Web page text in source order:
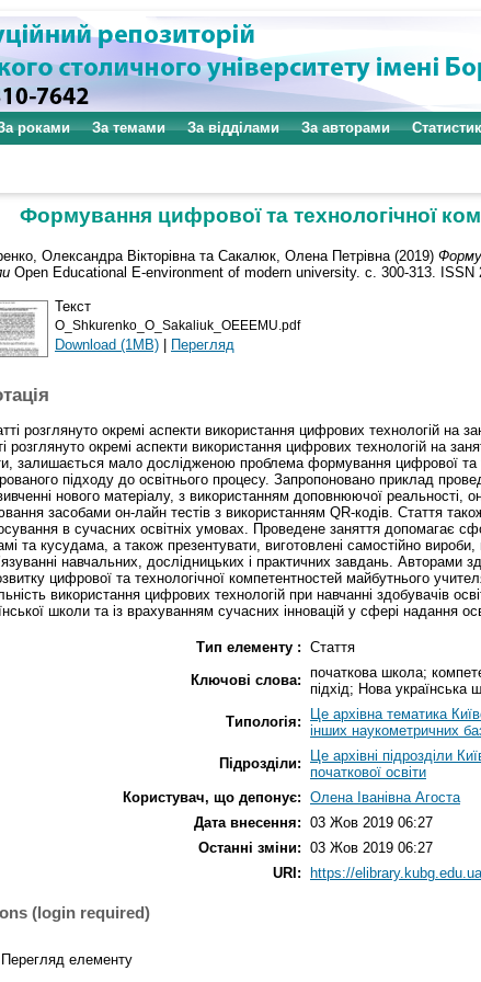
роками За темами За відділами За авторами
Формування цифрової та технологічної
Олександра Вікторівна та Сакалюк, Олена Петрівна (2019)
Open Educational E-environment of modern university. с. 300-313. ISSN
Текст
O_Shkurenko_O_Sakaliuk_OEEEMU.pdf
Download (1MB) | Перегляд
розглянуто окремі аспекти використання цифрових технологій на
розглянуто окремі аспекти використання цифрових технологій на
залишається мало дослідженою проблема формування цифрової та
підходу до освітнього процесу. Запропоновано приклад
нового матеріалу, з використанням доповнюючої
засобами он-лайн тестів з використанням QR-кодів. Стаття
в сучасних освітніх умовах. Проведене заняття допомагає
та кусудама, а також презентувати, виготовлені самостійно
навчальних, дослідницьких і практичних завдань. Авторами
цифрової та технологічної компетентностей майбутнього
використання цифрових технологій при навчанні здобувачів
школи та із врахуванням сучасних інновацій у сфері надання
Тип елементу : Стаття
Ключові слова: початкова школа;
підхід; Нова
Типологія:
Це архівна тематика
інших наукометричних
Підрозділи:
Це архівні підрозділи
початкової освіти
Користувач, що депонує: Олена Іванівна Агоста
Дата внесення: 03 Жов 2019 06:27
Останні зміни: 03 Жов 2019 06:27
URI:
https://
(login required)
Перегляд елементу